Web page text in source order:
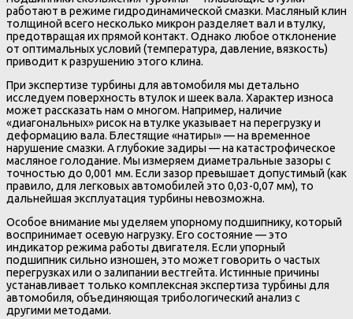
работают в режиме гидродинамической смазки. Масляный клин
толщиной всего несколько микрон разделяет вал и втулку,
предотвращая их прямой контакт. Однако любое отклонение
от оптимальных условий (температура, давление, вязкость)
приводит к разрушению этого клина.
При экспертизе турбины для автомобиля мы детально
исследуем поверхность втулок и шеек вала. Характер износа
может рассказать нам о многом. Например, наличие
«диагональных» рисок на втулке указывает на перегрузку и
деформацию вала. Блестящие «натиры» — на временное
нарушение смазки. А глубокие задиры — на катастрофическое
масляное голодание. Мы измеряем диаметральные зазоры с
точностью до 0,001 мм. Если зазор превышает допустимый (как
правило, для легковых автомобилей это 0,03-0,07 мм), то
дальнейшая эксплуатация турбины невозможна.
Особое внимание мы уделяем упорному подшипнику, который
воспринимает осевую нагрузку. Его состояние — это
индикатор режима работы двигателя. Если упорный
подшипник сильно изношен, это может говорить о частых
перегрузках или о залипании вестгейта. Истинные причины
устанавливает только комплексная экспертиза турбины для
автомобиля, объединяющая трибологический анализ с
другими методами.